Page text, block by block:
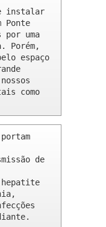
instalar
Ponte
por uma
Porém,
espaço
como
de